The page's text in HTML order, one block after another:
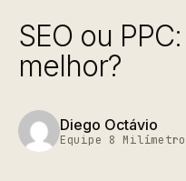
SEO ou
melhor?
Diego Octávio
Equipe 8